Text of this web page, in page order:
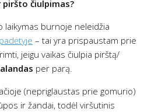
čiulpimas?
laikymas burnoje neleidžia
– tai yra prispaustam prie
jeigu vaikas čiulpia pirštą/
per parą.
(nepriglaustas prie gomurio)
ir žandai, todėl viršutinis